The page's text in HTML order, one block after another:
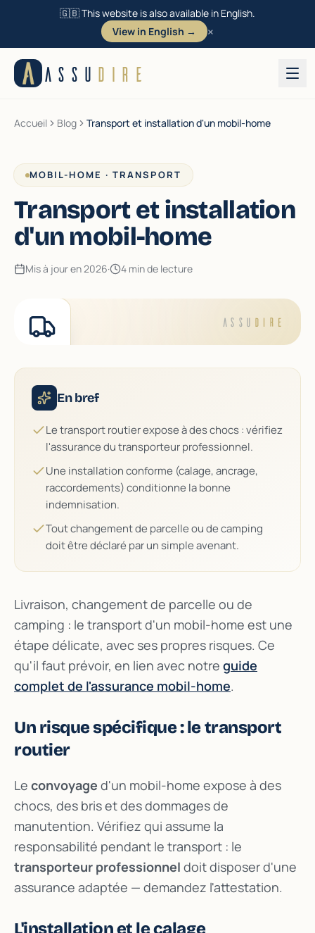
🇬🇧 This website is also available in English.
View in English →
×
Aller au contenu
ASSU DIRE
Accueil Blog Transport et installation d'un mobil-home
MOBIL-HOME · TRANSPORT
Transport et installation
d'un mobil-home
Mis à jour en 2026· 4 min de lecture
ASSU DIRE
En bref
Le transport routier expose à des chocs : vérifiez
l'assurance du transporteur professionnel.
Une installation conforme (calage, ancrage,
raccordements) conditionne la bonne
indemnisation.
Tout changement de parcelle ou de camping
doit être déclaré par un simple avenant.
Livraison, changement de parcelle ou de
camping : le transport d'un mobil-home est une
étape délicate, avec ses propres risques. Ce
qu'il faut prévoir, en lien avec notre guide
complet de l'assurance mobil-home.
Un risque spécifique : le transport
routier
Le convoyage d'un mobil-home expose à des
chocs, des bris et des dommages de
manutention. Vérifiez qui assume la
responsabilité pendant le transport : le
transporteur professionnel doit disposer d'une
assurance adaptée — demandez l'attestation.
L'installation et le calage